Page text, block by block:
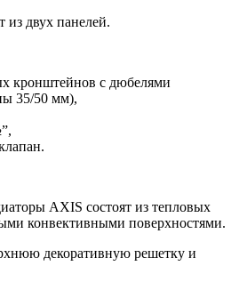
из двух панелей.
кронштейнов с дюбелями
35/50 мм),
AXIS состоят из тепловых
конвективными поверхностями.
декоративную решетку и